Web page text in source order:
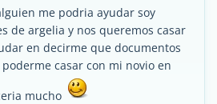
me podria ayudar soy
de argelia y nos queremos casar
en decirme que documentos
casar con mi novio en
mucho